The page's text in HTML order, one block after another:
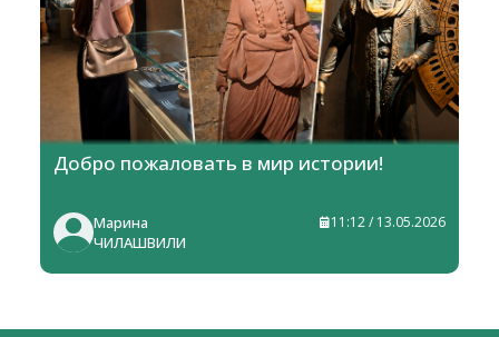
Добро пожаловать в мир истории!
Марина
ЧИЛАШВИЛИ
11:12 / 13.05.2026